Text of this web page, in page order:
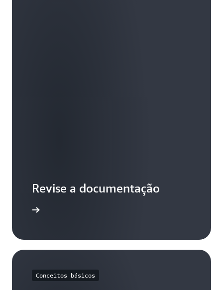
Revise a documentação
Conceitos básicos